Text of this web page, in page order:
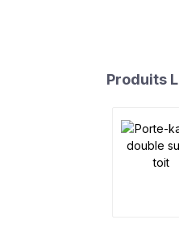
Produits